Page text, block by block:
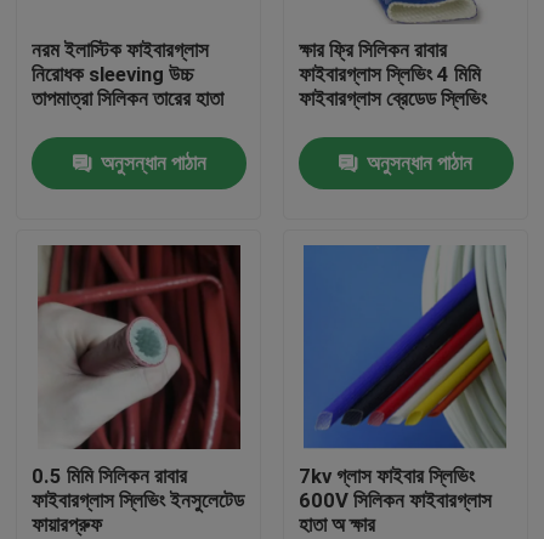
কারখানা ভ্রমণ
মান নিয়ন্ত্রণ
উদ্ধৃতির জন্য আবেদন
নমনীয় পিভিসি টিউবিং
তাপ সঙ্কুচিত নল
ঢেউখেলান নমনীয় টিউবিং
নরম ইলাস্টিক ফাইবারগ্লাস
নিরোধক sleeving উচ্চ
তাপমাত্রা সিলিকন তারের হাতা
অনুসন্ধান পাঠান
ক্ষার ফ্রি সিলিকন রাবার
ফাইবারগ্লাস স্লিভিং 4 মিমি
ফাইবারগ্লাস ব্রেডেড স্লিভিং
অনুসন্ধান পাঠান
0.5 মিমি সিলিকন রাবার
ফাইবারগ্লাস স্লিভিং ইনসুলেটেড
ফায়ারপ্রুফ
7kv গ্লাস ফাইবার স্লিভিং
600V সিলিকন ফাইবারগ্লাস
হাতা অ ক্ষার